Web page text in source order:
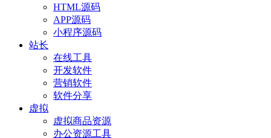
HTML源码
APP源码
小程序源码
站长
在线工具
开发软件
营销软件
软件分享
虚拟
虚拟商品资源
办公资源工具